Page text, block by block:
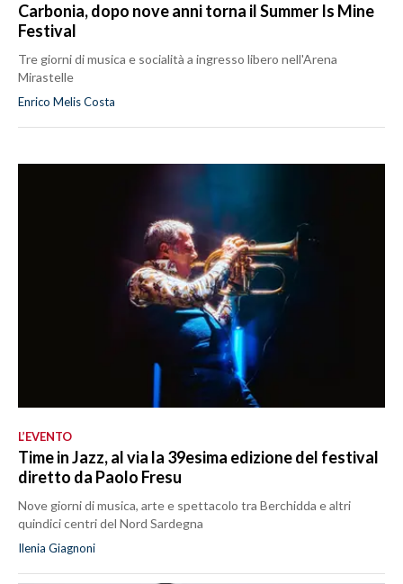
Carbonia, dopo nove anni torna il Summer Is Mine
Festival
Tre giorni di musica e socialità a ingresso libero nell'Arena
Mirastelle
Enrico Melis Costa
L’EVENTO
Time in Jazz, al via la 39esima edizione del festival
diretto da Paolo Fresu
Nove giorni di musica, arte e spettacolo tra Berchidda e altri
quindici centri del Nord Sardegna
Ilenia Giagnoni